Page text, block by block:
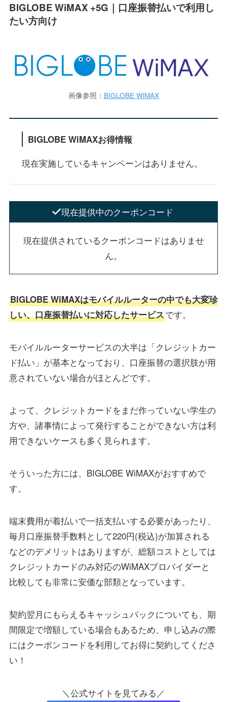
BIGLOBE WiMAX +5G｜口座振替払いで利用し
たい方向け
画像参照： BIGLOBE WiMAX
BIGLOBE WiMAXお得情報
現在実施しているキャンペーンはありません。
現在提供中のクーポンコード
現在提供されているクーポンコードはありませ
ん。
BIGLOBE WiMAXはモバイルルーターの中でも大変珍
しい、口座振替払いに対応したサービスです。
モバイルルーターサービスの大半は「クレジットカー
ド払い」が基本となっており、口座振替の選択肢が用
意されていない場合がほとんどです。
よって、クレジットカードをまだ作っていない学生の
方や、諸事情によって発行することができない方は利
用できないケースも多く見られます。
そういった方には、BIGLOBE WiMAXがおすすめで
す。
端末費用が着払いで一括支払いする必要があったり、
毎月口座振替手数料として220円(税込)が加算される
などのデメリットはありますが、総額コストとしては
クレジットカードのみ対応のWiMAXプロバイダーと
比較しても非常に安価な部類となっています。
契約翌月にもらえるキャッシュバックについても、期
間限定で増額している場合もあるため、申し込みの際
にはクーポンコードを利用してお得に契約してくださ
い！
＼公式サイトを見てみる／